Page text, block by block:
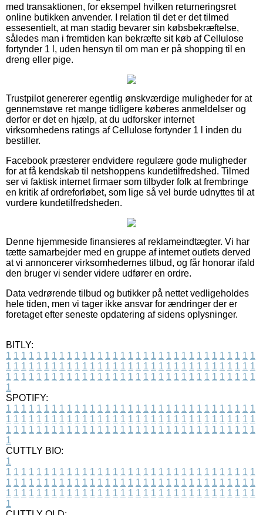
med transaktionen, for eksempel hvilken returneringsret
online butikken anvender. I relation til det er det tilmed
essesentielt, at man stadig bevarer sin købsbekræftelse,
således man i fremtiden kan bekræfte sit køb af Cellulose
fortynder 1 l, uden hensyn til om man er på shopping til en
dreng eller pige.
Trustpilot genererer egentlig ønskværdige muligheder for at
gennemstøve ret mange tidligere køberes anmeldelser og
derfor er det en hjælp, at du udforsker internet
virksomhedens ratings af Cellulose fortynder 1 l inden du
bestiller.
Facebook præsterer endvidere regulære gode muligheder
for at få kendskab til netshoppens kundetilfredshed. Tilmed
ser vi faktisk internet firmaer som tilbyder folk at frembringe
en kritik af ordreforløbet, som lige så vel burde udnyttes til at
vurdere kundetilfredsheden.
Denne hjemmeside finansieres af reklameindtægter. Vi har
tætte samarbejder med en gruppe af internet outlets derved
at vi annoncerer virksomhedernes tilbud, og får honorar ifald
den bruger vi sender videre udfører en ordre.
Data vedrørende tilbud og butikker på nettet vedligeholdes
hele tiden, men vi tager ikke ansvar for ændringer der er
foretaget efter seneste opdatering af sidens oplysninger.
BITLY:
1 1 1 1 1 1 1 1 1 1 1 1 1 1 1 1 1 1 1 1 1 1 1 1 1 1 1 1 1 1 1 1 1
1 1 1 1 1 1 1 1 1 1 1 1 1 1 1 1 1 1 1 1 1 1 1 1 1 1 1 1 1 1 1 1 1
1 1 1 1 1 1 1 1 1 1 1 1 1 1 1 1 1 1 1 1 1 1 1 1 1 1 1 1 1 1 1 1 1
1
SPOTIFY:
1 1 1 1 1 1 1 1 1 1 1 1 1 1 1 1 1 1 1 1 1 1 1 1 1 1 1 1 1 1 1 1 1
1 1 1 1 1 1 1 1 1 1 1 1 1 1 1 1 1 1 1 1 1 1 1 1 1 1 1 1 1 1 1 1 1
1 1 1 1 1 1 1 1 1 1 1 1 1 1 1 1 1 1 1 1 1 1 1 1 1 1 1 1 1 1 1 1 1
1
CUTTLY BIO:
1
1 1 1 1 1 1 1 1 1 1 1 1 1 1 1 1 1 1 1 1 1 1 1 1 1 1 1 1 1 1 1 1 1
1 1 1 1 1 1 1 1 1 1 1 1 1 1 1 1 1 1 1 1 1 1 1 1 1 1 1 1 1 1 1 1 1
1 1 1 1 1 1 1 1 1 1 1 1 1 1 1 1 1 1 1 1 1 1 1 1 1 1 1 1 1 1 1 1 1
1